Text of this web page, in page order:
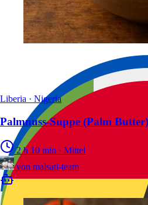
Liberia · Nigeria
Palmnuss-Suppe (Palm
2 h 10 min · Mittel
von malsati-team